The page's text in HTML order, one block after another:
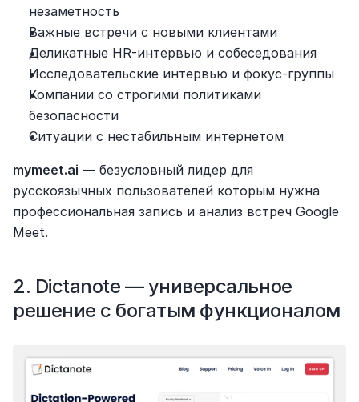
незаметность
Важные встречи с новыми клиентами
Деликатные HR-интервью и собеседования
Исследовательские интервью и фокус-группы
Компании со строгими политиками
безопасности
Ситуации с нестабильным интернетом
mymeet.ai — безусловный лидер для
русскоязычных пользователей которым нужна
профессиональная запись и анализ встреч Google
Meet.
2. Dictanote — универсальное
решение с богатым функционалом